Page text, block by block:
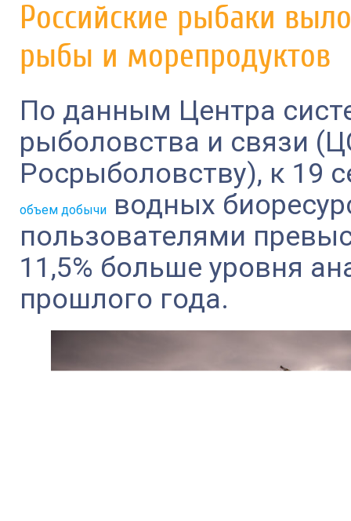
Российские рыбаки
рыбы и морепродуктов
По данным Центра
рыболовства и связи
Росрыболовству), к 19
объем добычи
водных
пользователями
11,5% больше уровня
прошлого года.